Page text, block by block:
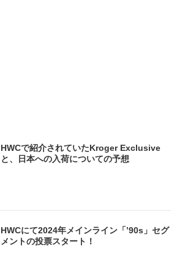
HWCで紹介されていたKroger Exclusive
と、日本への入荷についての予想
HWCにて2024年メインライン「’90s」セグ
メントの投票スタート！